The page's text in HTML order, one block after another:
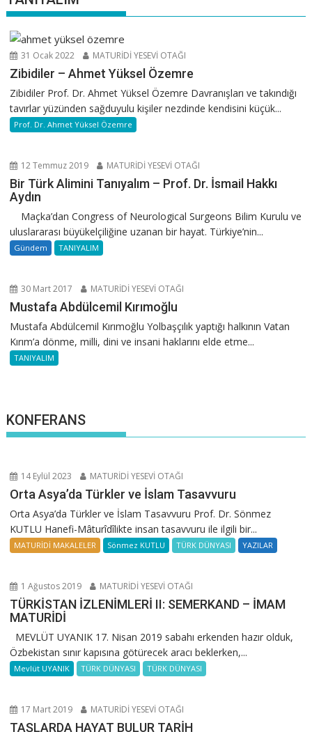
31 Ocak 2022 MATURİDİ YESEVİ OTAĞI
Zibidiler – Ahmet Yüksel Özemre
Zibidiler Prof. Dr. Ahmet Yüksel Özemre Davranışları ve takındığı
tavırlar yüzünden sağduyulu kişiler nezdinde kendisini küçük...
Prof. Dr. Ahmet Yüksel Özemre
12 Temmuz 2019 MATURİDİ YESEVİ OTAĞI
Bir Türk Alimini Tanıyalım – Prof. Dr. İsmail Hakkı
Aydın
Maçka’dan Congress of Neurological Surgeons Bilim Kurulu ve
uluslararası büyükelçiliğine uzanan bir hayat. Türkiye’nin...
Gündem TANIYALIM
30 Mart 2017 MATURİDİ YESEVİ OTAĞI
Mustafa Abdülcemil Kırımoğlu
Mustafa Abdülcemil Kırımoğlu Yolbaşçılık yaptığı halkının Vatan
Kırım’a dönme, milli, dini ve insani haklarını elde etme...
TANIYALIM
KONFERANS
14 Eylül 2023 MATURİDİ YESEVİ OTAĞI
Orta Asya’da Türkler ve İslam Tasavvuru
Orta Asya’da Türkler ve İslam Tasavvuru Prof. Dr. Sönmez
KUTLU Hanefi-Mâturîdîlikte insan tasavvuru ile ilgili bir...
MATURİDİ MAKALELER Sönmez KUTLU TÜRK DÜNYASI YAZILAR
1 Ağustos 2019 MATURİDİ YESEVİ OTAĞI
TÜRKİSTAN İZLENİMLERİ II: SEMERKAND – İMAM
MATURİDİ
MEVLÜT UYANIK 17. Nisan 2019 sabahı erkenden hazır olduk,
Özbekistan sınır kapısına götürecek aracı beklerken,...
Mevlüt UYANIK TÜRK DÜNYASI TÜRK DÜNYASI
17 Mart 2019 MATURİDİ YESEVİ OTAĞI
TAŞLARDA HAYAT BULUR TARİH